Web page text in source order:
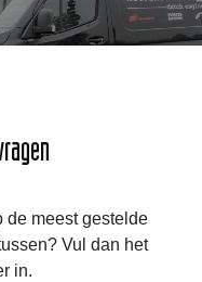
de meest gestelde
Vul dan het
in.